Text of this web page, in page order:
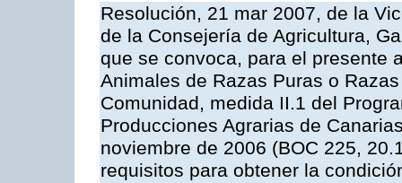
Resolución, 21 mar 2007, de la
de la Consejería de Agricultura,
que se convoca, para el presente
Animales de Razas Puras o
Comunidad, medida II.1 del
Producciones Agrarias de
noviembre de 2006 (BOC 225,
requisitos para obtener la